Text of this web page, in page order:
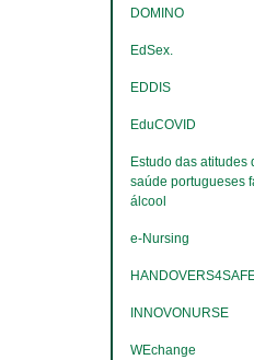
DOMINO
EdSex.
EDDIS
​​​​​​​EduCOVID
Estudo das atitudes
saúde portugueses
álcool
e-Nursing
INNOVONURSE
WEchange